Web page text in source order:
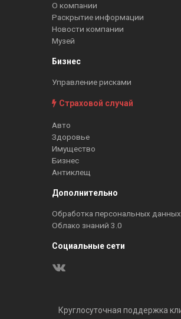
О компании
Раскрытие информации
Новости компании
Музей
Бизнес
Управление рисками
Страховой случай
Авто
Здоровье
Имущество
Бизнес
Антиклещ
Дополнительно
Обработка персональных данных
Облако знаний 3.0
Социальные сети
Круглосуточная поддержка